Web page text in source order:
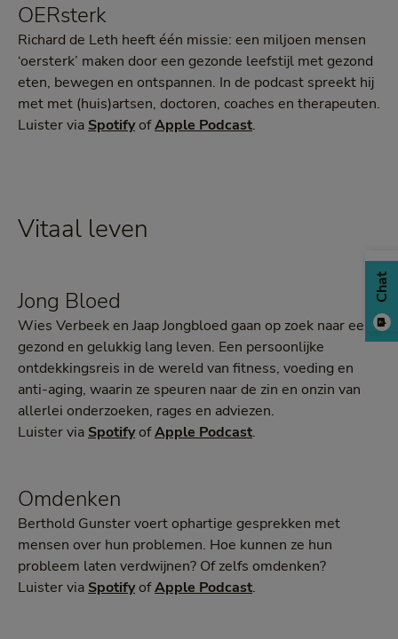
OERsterk
Richard de Leth heeft één missie: een miljoen mensen
‘oersterk’ maken door een gezonde leefstijl met gezond
eten, bewegen en ontspannen. In de podcast spreekt hij
met met (huis)artsen, doctoren, coaches en therapeuten.
Luister via SpotifyofApple Podcast.
Vitaal leven
Jong Bloed
Wies Verbeek en Jaap Jongbloed gaan op zoek naar een
gezond en gelukkig lang leven. Een persoonlijke
ontdekkingsreis in de wereld van fitness, voeding en
anti-aging, waarin ze speuren naar de zin en onzin van
allerlei onderzoeken, rages en adviezen.
Luister via SpotifyofApple Podcast.
Omdenken
Berthold Gunster voert ophartige gesprekken met
mensen over hun problemen. Hoe kunnen ze hun
probleem laten verdwijnen? Of zelfs omdenken?
Luister via SpotifyofApple Podcast.
Chat